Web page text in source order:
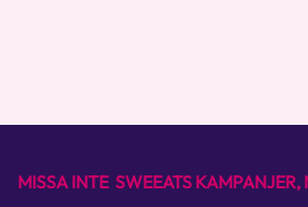
MISSA INTE SWEEATS KAMPANJER,